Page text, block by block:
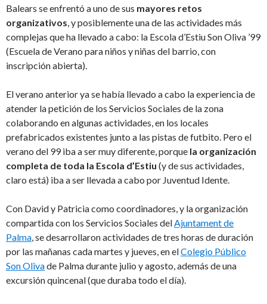
Balears se enfrentó a uno de sus mayores retos
organizativos, y posiblemente una de las actividades más
complejas que ha llevado a cabo: la Escola d’Estiu Son Oliva ’99
(Escuela de Verano para niños y niñas del barrio, con
inscripción abierta).
El verano anterior ya se había llevado a cabo la experiencia de
atender la petición de los Servicios Sociales de la zona
colaborando en algunas actividades, en los locales
prefabricados existentes junto a las pistas de futbito. Pero el
verano del 99 iba a ser muy diferente, porque la organización
completa de toda la Escola d’Estiu (y de sus actividades,
claro está) iba a ser llevada a cabo por Juventud Idente.
Con David y Patricia como coordinadores, y la organización
compartida con los Servicios Sociales delAjuntament de
Palma, se desarrollaron actividades de tres horas de duración
por las mañanas cada martes y jueves, en elColegio Público
Son Olivade Palma durante julio y agosto, además de una
excursión quincenal (que duraba todo el día).